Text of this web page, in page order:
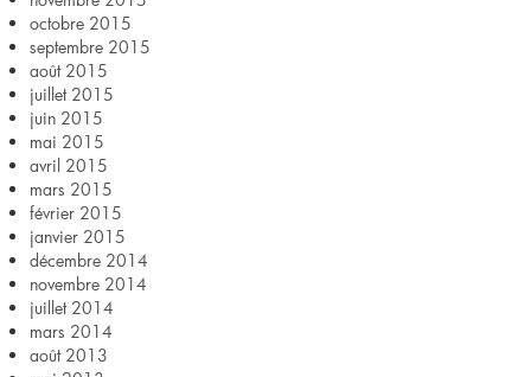
octobre 2015
septembre 2015
août 2015
juillet 2015
juin 2015
mai 2015
avril 2015
mars 2015
février 2015
janvier 2015
décembre 2014
novembre 2014
juillet 2014
mars 2014
août 2013